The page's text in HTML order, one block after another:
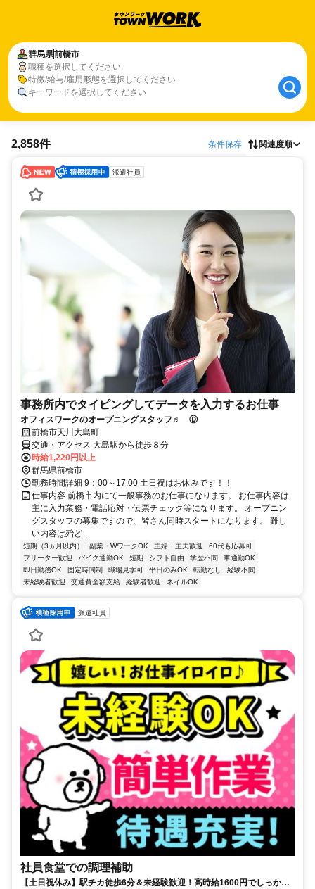
群馬県前橋市
職種を選択してください
特徴/給与/雇用形態を選択してください
キーワードを選択してください
2,858件 条件保存 関連度順
派遣社員
事務所内でタイピングしてデータを入力するお仕事
オフィスワークのオープニングスタッフ♬ Ⓓ
前橋市天川大島町
交通・アクセス 大島駅から徒歩８分
時給1,220円以上
群馬県前橋市
勤務時間詳細 9：00～17:00 土日祝はお休みです！！
仕事内容 前橋市内にて一般事務のお仕事になります。 お仕事内容は
主に入力業務・電話応対・伝票チェック等になります。 オープニン
グスタッフの募集ですので、皆さん同時スタートになります。 難し
い内容は殆ど...
短期（3ヵ月以内） 副業・WワークOK 主婦・主夫歓迎
60代も応募可
フリーター歓迎
バイク通勤OK 短期 シフト自由 学歴不問
車通勤OK
即日勤務OK
固定時間制 職場見学可 平日のみOK 転勤なし
経験不問
未経験者歓迎
交通費全額支給 経験者歓迎 ネイルOK
派遣社員
社員食堂での調理補助
【土日祝休み】駅チカ徒歩6分＆未経験歓迎！高時給1600円でしっかり